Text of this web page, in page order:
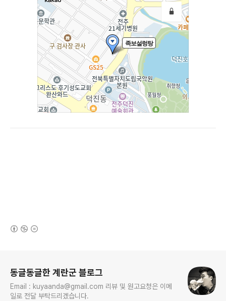
동글동글한 계란군 블로그
Email : kuyaanda@gmail.com 리뷰 및 원고요청은 이메
일로 전달 부탁드리겠습니다.